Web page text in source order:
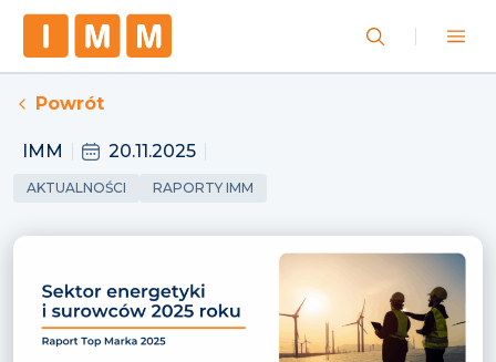
Powrót
IMM 20.11.2025
AKTUALNOŚCI RAPORTY IMM